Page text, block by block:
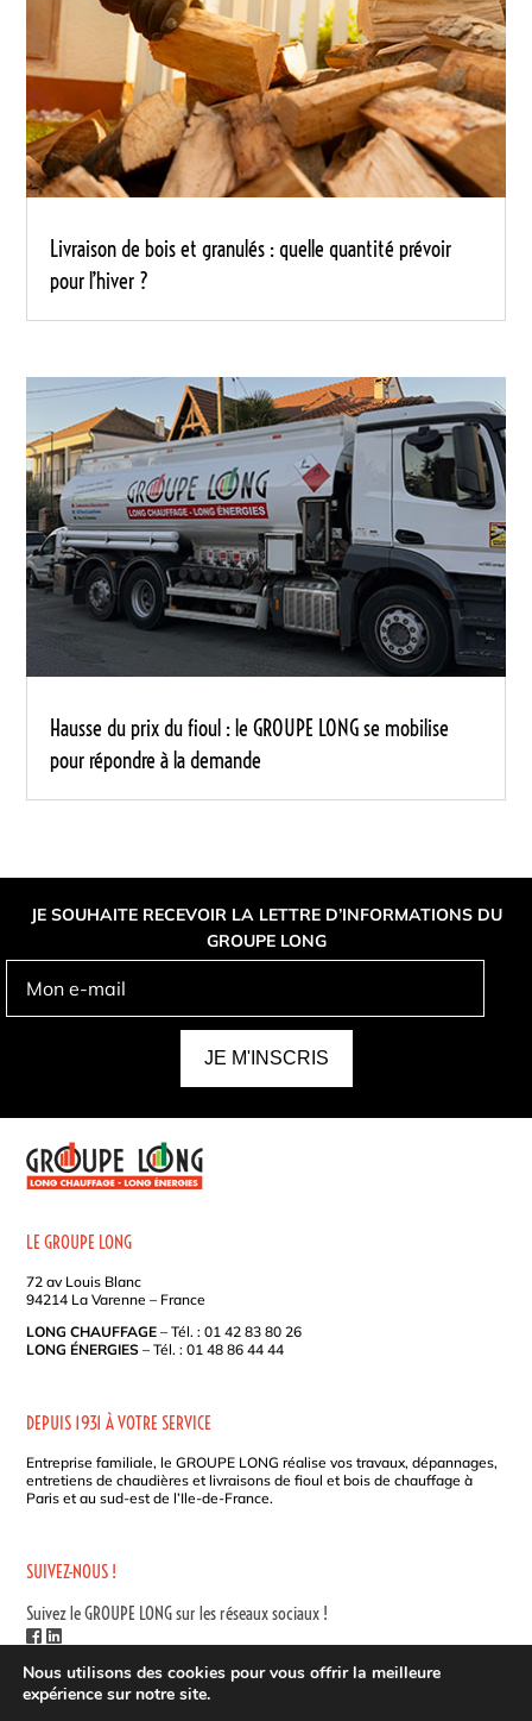
Livraison de bois et granulés : quelle quantité prévoir
pour l’hiver ?
Hausse du prix du fioul : le GROUPE LONG se mobilise
pour répondre à la demande
JE SOUHAITE RECEVOIR LA LETTRE D’INFORMATIONS DU
GROUPE LONG
V
LE GROUPE LONG
72 av Louis Blanc
94214 La Varenne – France
LONG CHAUFFAGE – Tél. : 01 42 83 80 26
LONG ÉNERGIES – Tél. : 01 48 86 44 44
DEPUIS 1931 À VOTRE SERVICE
Entreprise familiale, le GROUPE LONG réalise vos travaux, dépannages,
entretiens de chaudières et livraisons de fioul et bois de chauffage à
Paris et au sud-est de l’Ile-de-France.
SUIVEZ-NOUS !
Suivez le GROUPE LONG sur les réseaux sociaux !
ACCÈS CLIENT| TARIFS|PLAN DU SITE|MENTIONS LÉGALES
POLITIQUE DE COOKIES
CONDITIONS GÉNÉRALES DE VENTE – LONG CHAUFFAGE
Nous utilisons des cookies pour vous offrir la meilleure
expérience sur notre site.